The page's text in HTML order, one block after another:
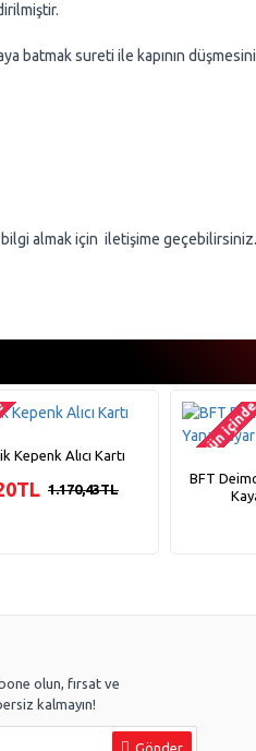
batmak sureti ile kapının
bilgi almak için iletişime geçebilirsiniz.
Kepenk Alıcı Kartı
1.170,43TL
2-3 gün
BFT
olun, fırsat ve
kalmayın!
Gönder